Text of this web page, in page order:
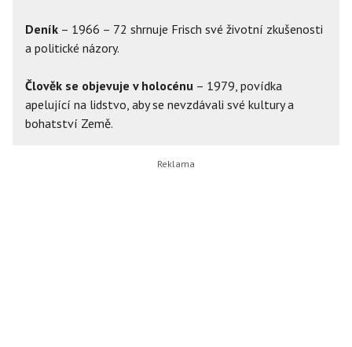
Deník – 1966 – 72 shrnuje Frisch své životní zkušenosti
a politické názory.
Člověk se objevuje v holocénu – 1979, povídka
apelující na lidstvo, aby se nevzdávali své kultury a
bohatství Země.